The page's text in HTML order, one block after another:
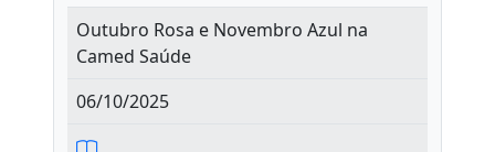
Outubro Rosa e Novembro Azul na
Camed Saúde
06/10/2025